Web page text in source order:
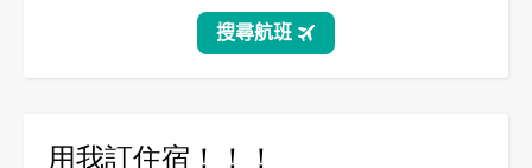
用我訂住宿！！！